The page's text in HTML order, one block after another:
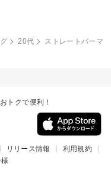
20代
ストレートパーマ
トクで便利！
リリース情報
利用規約